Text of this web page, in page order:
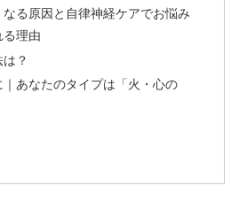
る原因と自律神経ケアでお悩み
る理由
？
あなたのタイプは「火・心の